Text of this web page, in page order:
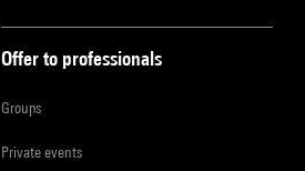
Offer to professionals
Groups
Private events